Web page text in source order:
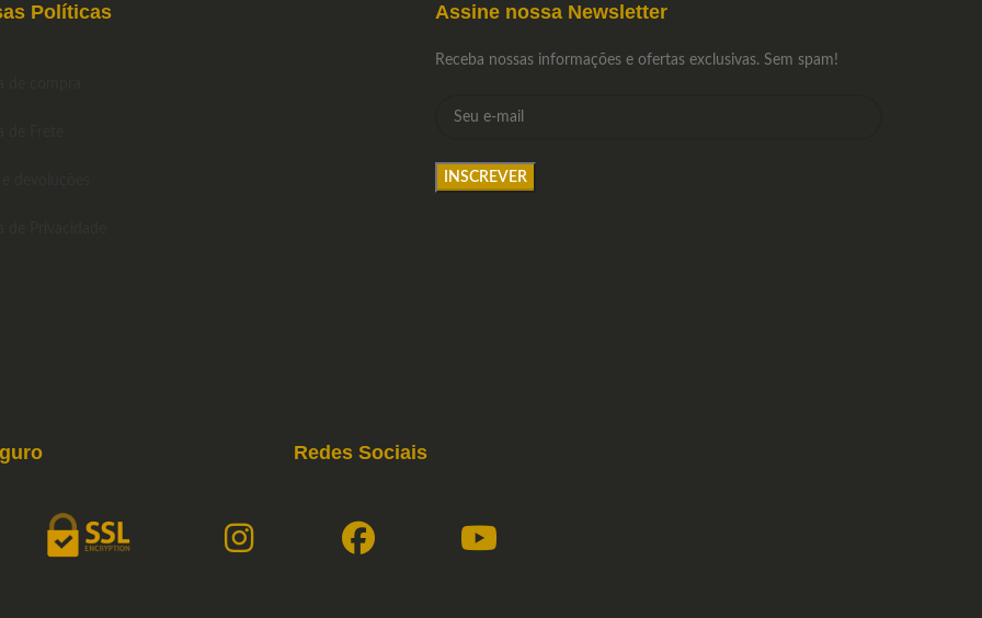
Políticas Assine nossa Newsletter
Receba nossas informações e ofertas exclusivas. Sem spam!
Redes Sociais